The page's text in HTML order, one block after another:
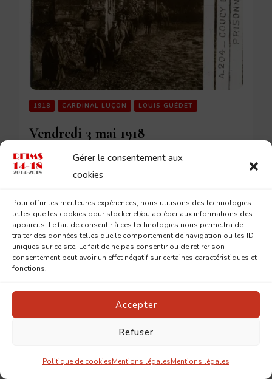
Gérer le consentement aux
cookies
Pour offrir les meilleures expériences, nous utilisons des technologies
telles que les cookies pour stocker et/ou accéder aux informations des
appareils. Le fait de consentir à ces technologies nous permettra de
traiter des données telles que le comportement de navigation ou les ID
uniques sur ce site. Le fait de ne pas consentir ou de retirer son
consentement peut avoir un effet négatif sur certaines caractéristiques et
fonctions.
Accepter
Refuser
Politique de cookiesMentions légalesMentions légales
1918 CARDINAL LUÇON LOUIS GUÉDET
Vendredi 3 mai 1918